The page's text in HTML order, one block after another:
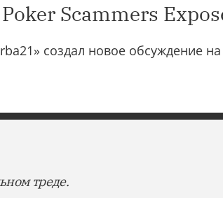
Scammers
создал новое обсуждение
треде.